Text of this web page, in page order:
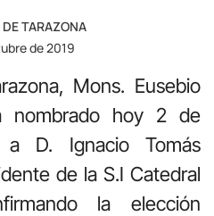
TARAZONA
de 2019
Mons. Eusebio
nombrado hoy 2 de
D. Ignacio Tomás
de la S.I Catedral
la elección